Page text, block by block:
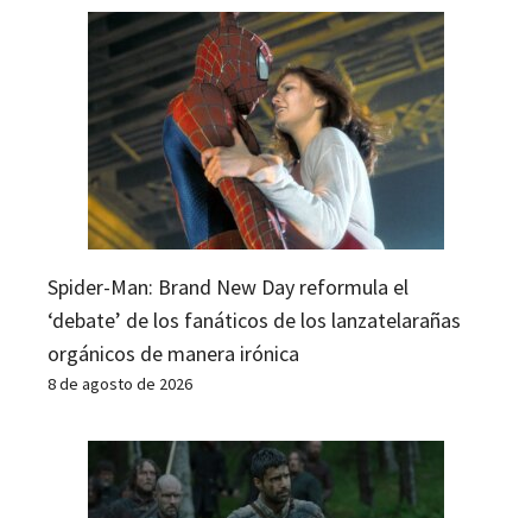
Spider-Man: Brand New Day reformula el
‘debate’ de los fanáticos de los lanzatelarañas
orgánicos de manera irónica
8 de agosto de 2026